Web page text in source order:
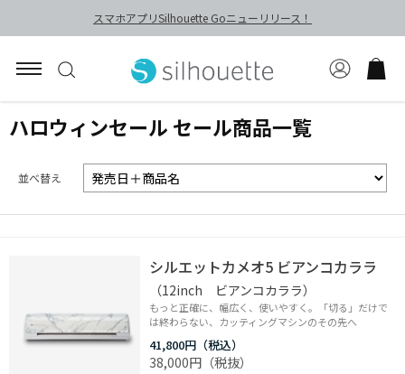
スマホアプリSilhouette Goニューリリース！
ハロウィンセール セール商品一覧
並べ替え
シルエットカメオ5 ビアンコカララ
（12inch ビアンコカララ）
もっと正確に、幅広く、使いやすく。「切る」だけで
は終わらない、カッティングマシンのその先へ
41,800円
38,000円